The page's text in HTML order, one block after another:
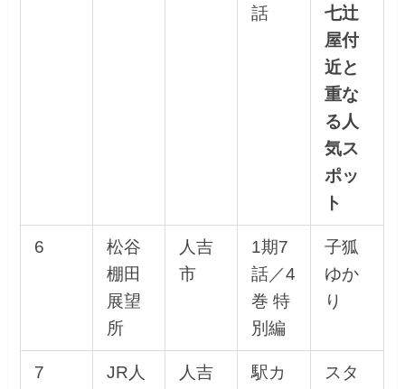
話
七辻
屋付
近と
重な
る人
気ス
ポッ
ト
6
松谷
棚田
展望
所
人吉
市
1期7
話／4
巻 特
別編
子狐
ゆか
り
7
JR人
人吉
駅カ
スタ